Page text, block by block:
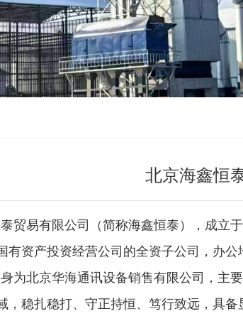
北京海鑫恒
贸易有限公司（简称海鑫恒泰），成立于
有资产投资经营公司的全资子公司，办公
为北京华海通讯设备销售有限公司，主要
，稳扎稳打、守正持恒、笃行致远，具备